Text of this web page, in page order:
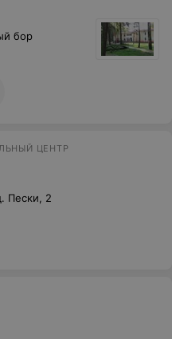
бор
ЦЕНТР
Пески, 2